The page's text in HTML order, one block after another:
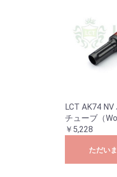
LCT AK74
チューブ（
￥5,228
ただい